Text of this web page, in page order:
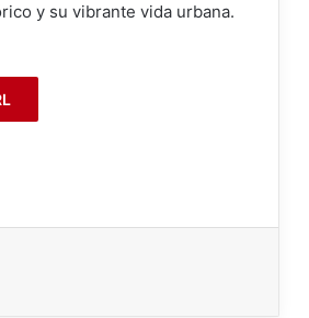
y su vibrante vida urbana.